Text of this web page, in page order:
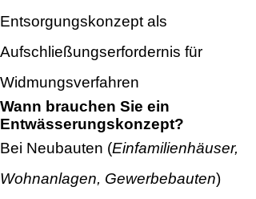
Entsorgungskonzept als
Aufschließungserfordernis für
Widmungsverfahren
Wann brauchen Sie ein
Entwässerungskonzept?
Bei Neubauten (Einfamilienhäuser,
Wohnanlagen, Gewerbebauten)